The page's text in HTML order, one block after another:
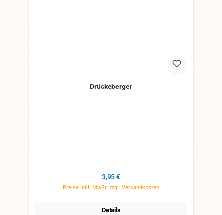
Drückeberger
Regulärer Preis:
3,95 €
Preise inkl. MwSt. zzgl. Versandkosten
Details